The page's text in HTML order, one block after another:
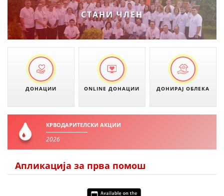
ЗА НАС
СТРАТЕГИИ
БРОШУРИ
СТАНИ ЧЛЕН
ДОНАЦИИ ONLINE ДОНАЦИИ ДОНИРАЈ ОБЛЕКА
КРВОДАРИТЕЛСКИ АКЦИИ
2026
Апликација за прва помош